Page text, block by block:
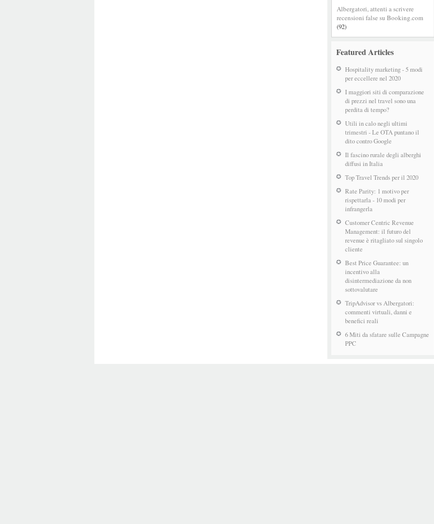
Albergatori, attenti a scrivere
recensioni false su Booking.com
(92)
Featured Articles
Hospitality marketing - 5 modi
per eccellere nel 2020
I maggiori siti di comparazione
di prezzi nel travel sono una
perdita di tempo?
Utili in calo negli ultimi
trimestri - Le OTA puntano il
dito contro Google
Il fascino rurale degli alberghi
diffusi in Italia
Top Travel Trends per il 2020
Rate Parity: 1 motivo per
rispettarla - 10 modi per
infrangerla
Customer Centric Revenue
Management: il futuro del
revenue è ritagliato sul singolo
cliente
Best Price Guarantee: un
incentivo alla
disintermediazione da non
sottovalutare
TripAdvisor vs Albergatori:
commenti virtuali, danni e
benefici reali
6 Miti da sfatare sulle Campagne
PPC